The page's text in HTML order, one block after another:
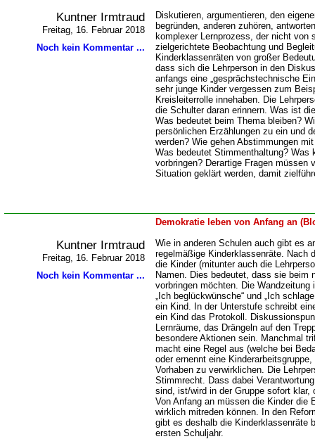
Kuntner Irmtraud
Freitag, 16. Februar 2018
Noch kein Kommentar ...
Diskutieren, argumentieren, den
begründen, anderen zuhören,
komplexer Lernprozess, der nicht von
zielgerichtete Beobachtung und
Kinderklassenräten von großer
dass sich die Lehrperson in den
anfangs eine „gesprächstechnische
sehr junge Kinder vergessen zum
Kreisleiterrolle innehaben. Die
die Schulter daran erinnern. Was ist
Was bedeutet beim Thema bleiben?
persönlichen Erzählungen zu ein und
werden? Wie gehen Abstimmungen
Was bedeutet Stimmenthaltung? Was
vorbringen? Derartige Fragen müssen
Situation geklärt werden, damit
Demokratie leben von Anfang an
Kuntner Irmtraud
Freitag, 16. Februar 2018
Noch kein Kommentar ...
Wie in anderen Schulen auch gibt es
regelmäßige Kinderklassenräte. Nach
die Kinder (mitunter auch die
Namen. Dies bedeutet, dass sie beim
vorbringen möchten. Die Wandzeitung
Ich beglückwünsche“ und „Ich
ein Kind. In der Unterstufe schreibt
ein Kind das Protokoll.
Lernräume, das Drängeln auf den
besondere Aktionen sein. Manchmal
macht eine Regel aus (welche bei
oder ernennt eine
Vorhaben zu verwirklichen. Die
Stimmrecht. Dass dabei
sind, ist/wird in der Gruppe sofort klar,
Von Anfang an müssen die Kinder die
wirklich mitreden können. In den
gibt es deshalb die Kinderklassenräte
ersten Schuljahr.